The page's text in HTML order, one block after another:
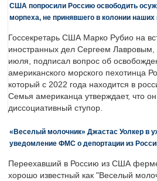
США попросили Россию освободить
морпеха, не принявшего в колонии наших
Госсекретарь США Марко Рубио на
иностранных дел Сергеем Лавровым,
июля, подписал вопрос об
американского морского пехотинца
который с 2022 года находится в
Семья американца утверждает, что
диссоциативный ступор.
«Веселый молочник» Джастас Уолкер в
уведомление ФМС о депортации из
Переехавший в Россию из США
хорошо известный как "Веселый